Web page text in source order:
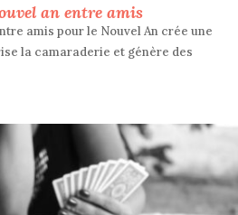
an entre amis
amis pour le Nouvel An crée une
la camaraderie et génère des